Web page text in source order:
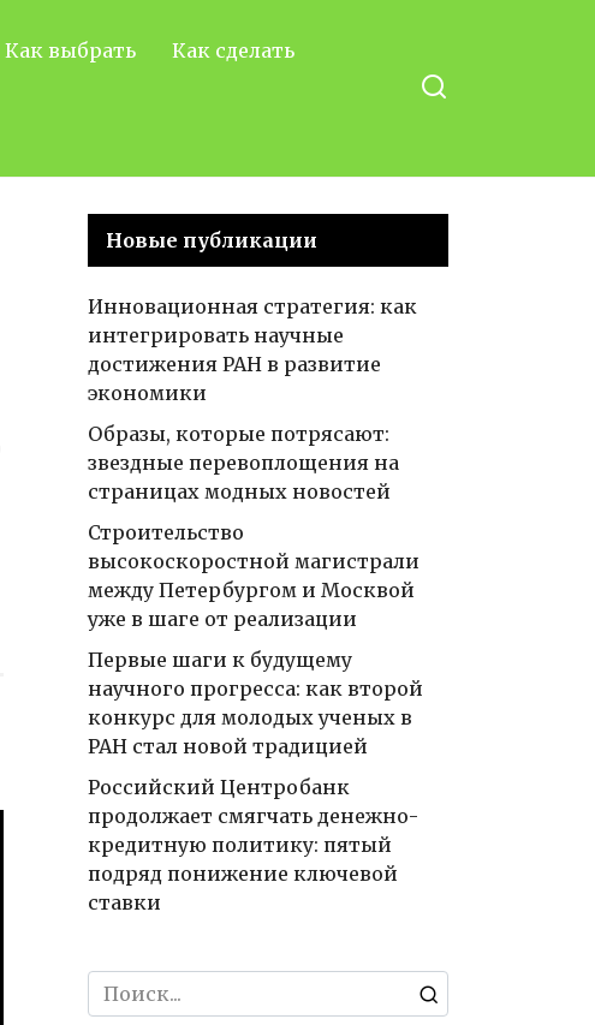
Как выбрать Как сделать
Новые публикации
Инновационная стратегия: как
интегрировать научные
достижения РАН в развитие
экономики
Образы, которые потрясают:
звездные перевоплощения на
страницах модных новостей
Строительство
высокоскоростной магистрали
между Петербургом и Москвой
уже в шаге от реализации
Первые шаги к будущему
научного прогресса: как второй
конкурс для молодых ученых в
РАН стал новой традицией
Российский Центробанк
продолжает смягчать денежно-
кредитную политику: пятый
подряд понижение ключевой
ставки
Search
for: